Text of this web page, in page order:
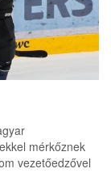
mérkőznek
vezetőedzővel